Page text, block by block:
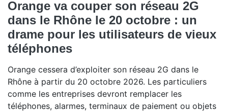
Orange va couper son réseau 2G
dans le Rhône le 20 octobre : un
drame pour les utilisateurs de vieux
téléphones
Orange cessera d’exploiter son réseau 2G dans le
Rhône à partir du 20 octobre 2026. Les particuliers
comme les entreprises devront remplacer les
téléphones, alarmes, terminaux de paiement ou objets